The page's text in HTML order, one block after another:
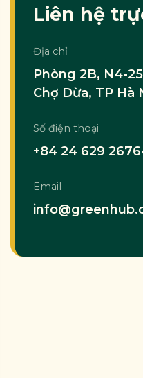
Liên hệ
Địa chỉ
Phòng 2B, N4-
Chợ Dừa, TP Hà
Số điện thoại
+84 24 629
Email